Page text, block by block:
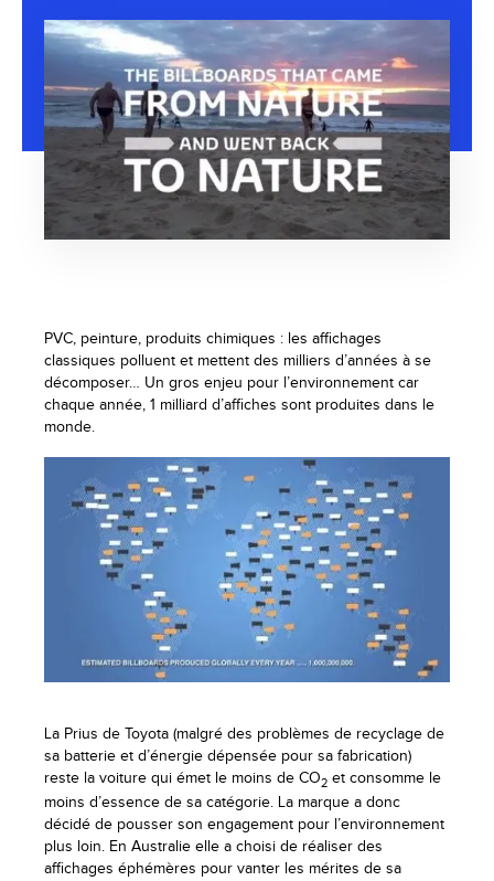
PVC, peinture, produits chimiques : les affichages
classiques polluent et mettent des milliers d’années à se
décomposer… Un gros enjeu pour l’environnement car
chaque année, 1 milliard d’affiches sont produites dans le
monde.
La Prius de Toyota (malgré des problèmes de recyclage de
sa batterie et d’énergie dépensée pour sa fabrication)
reste la voiture qui émet le moins de CO2 et consomme le
moins d’essence de sa catégorie. La marque a donc
décidé de pousser son engagement pour l’environnement
plus loin. En Australie elle a choisi de réaliser des
affichages éphémères pour vanter les mérites de sa